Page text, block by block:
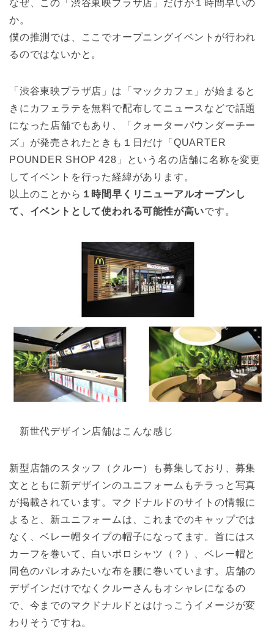
なぜ、この「渋谷東映プラザ店」だけが１時間早いの
か。
僕の推測では、ここでオープニングイベントが行われ
るのではないかと。
「渋谷東映プラザ店」は「マックカフェ」が始まると
きにカフェラテを無料で配布してニュースなどで話題
になった店舗でもあり、「クォーターパウンダーチー
ズ」が発売されたときも１日だけ「QUARTER
POUNDER SHOP 428」という名の店舗に名称を変更
してイベントを行った経緯があります。
以上のことから １時間早くリニューアルオープンし
て、イベントとして使われる可能性が高いです。
新世代デザイン店舗はこんな感じ
新型店舗のスタッフ（クルー）も募集しており、募集
文とともに新デザインのユニフォームもチラっと写真
が掲載されています。マクドナルドのサイトの情報に
よると、新ユニフォームは、これまでのキャップでは
なく、ベレー帽タイプの帽子になってます。首にはス
カーフを巻いて、白いポロシャツ（？）、ベレー帽と
同色のパレオみたいな布を腰に巻いています。店舗の
デザインだけでなくクルーさんもオシャレになるの
で、今までのマクドナルドとはけっこうイメージが変
わりそうですね。